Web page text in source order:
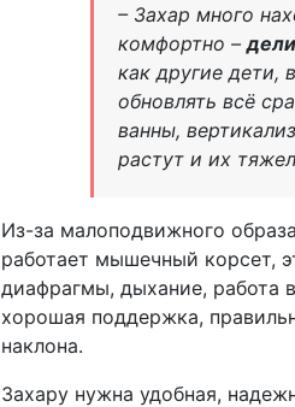
– Захар много
комфортно –
как другие дети,
обновлять всё
ванны,
растут и их
Из-за малоподвижного
работает мышечный корсет,
диафрагмы, дыхание, работа
хорошая поддержка,
наклона.
Захару нужна удобная,